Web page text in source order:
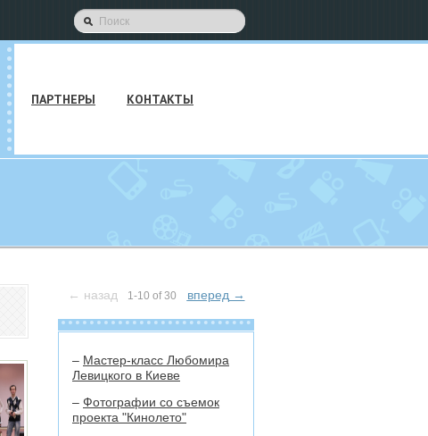
ПАРТНЕРЫ КОНТАКТЫ
← назад 1-10 of 30 вперед →
– Мастер-класс Любомира
Левицкого в Киеве
– Фотографии со съемок
проекта "Кинолето"